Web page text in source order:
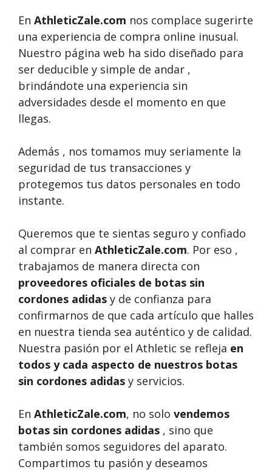
En AthleticZale.com nos complace sugerirte
una experiencia de compra online inusual.
Nuestro página web ha sido diseñado para
ser deducible y simple de andar ,
brindándote una experiencia sin
adversidades desde el momento en que
llegas.
Además , nos tomamos muy seriamente la
seguridad de tus transacciones y
protegemos tus datos personales en todo
instante.
Queremos que te sientas seguro y confiado
al comprar en AthleticZale.com. Por eso ,
trabajamos de manera directa con
proveedores oficiales de botas sin
cordones adidas y de confianza para
confirmarnos de que cada artículo que halles
en nuestra tienda sea auténtico y de calidad.
Nuestra pasión por el Athletic se refleja en
todos y cada aspecto de nuestros botas
sin cordones adidas y servicios.
En AthleticZale.com, no solo vendemos
botas sin cordones adidas , sino que
también somos seguidores del aparato.
Compartimos tu pasión y deseamos